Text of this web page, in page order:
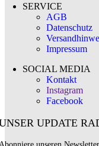
SERVICE
AGB
Datenschutz
Impressum
SOCIAL MEDIA
Kontakt
Instagram
Facebook
UPDATE